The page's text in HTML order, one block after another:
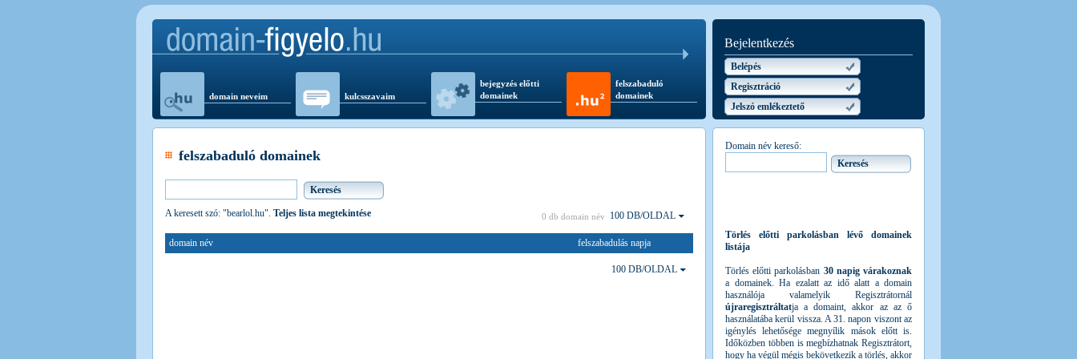
domain neveim kulcsszavaim
bejegyzés előtti
domainek
felszabaduló
domainek
Bejelentkezés
Belépés
Regisztráció
Jelszó emlékeztető
felszabaduló domainek
A keresett szó: "bearlol.hu". Teljes lista megtekintése 0 db domain név 100 DB/OLDAL
domain név felszabadulás napja
100 DB/OLDAL
Domain név kereső:
Törlés előtti parkolásban lévő domainek
listája
Törlés előtti parkolásban 30 napig várakoznak
a domainek. Ha ezalatt az idő alatt a domain
használója valamelyik Regisztrátornál
újraregisztráltatja a domaint, akkor az az ő
használatába kerül vissza. A 31. napon viszont az
igénylés lehetősége megnyílik mások előtt is.
Időközben többen is megbízhatnak Regisztrátort,
hogy ha végül mégis bekövetkezik a törlés, akkor